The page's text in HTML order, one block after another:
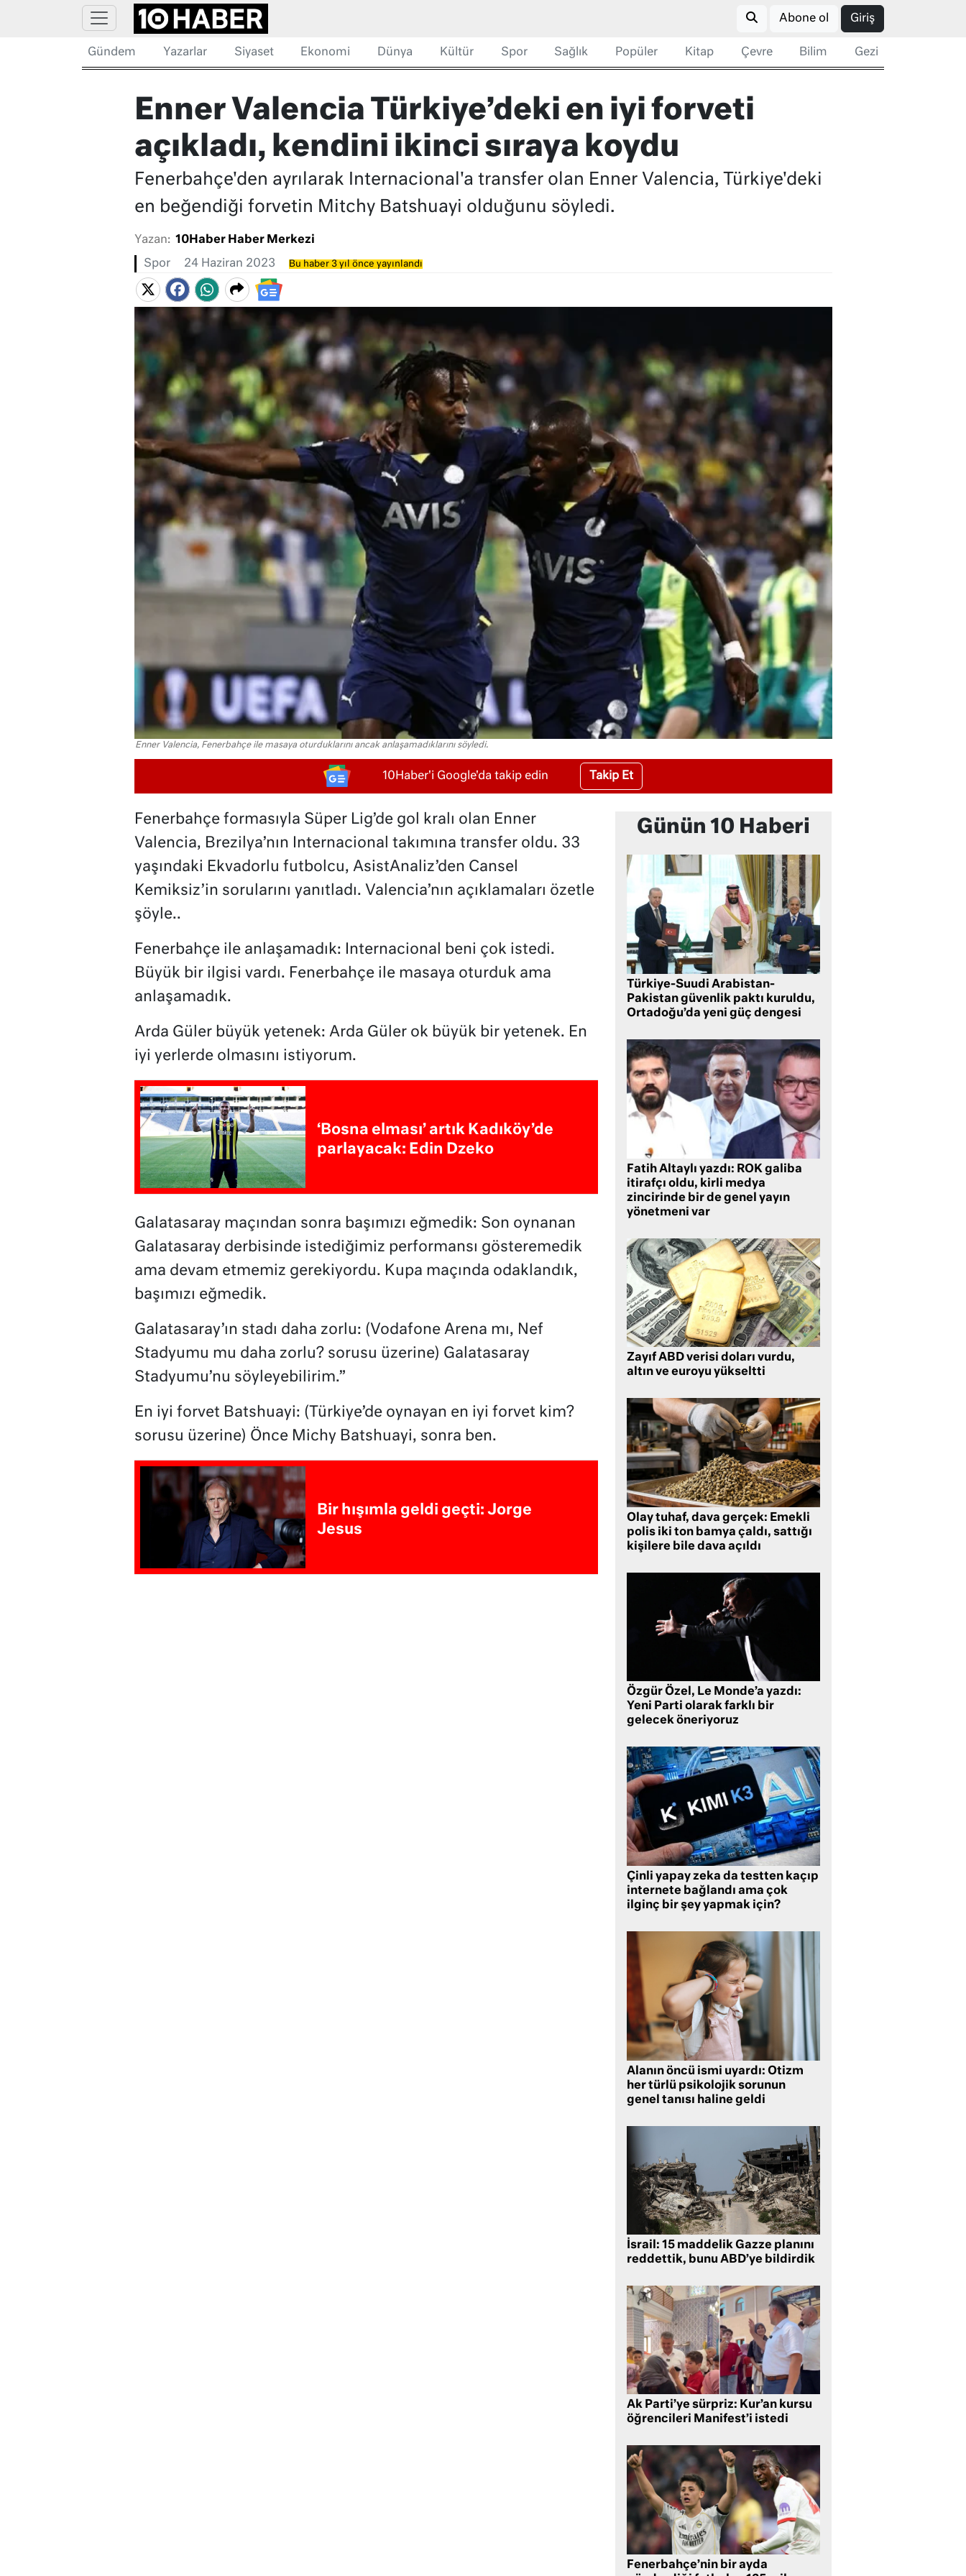
Abone ol Giriş
Gündem Yazarlar Siyaset Ekonomi Dünya Kültür Spor Sağlık Popüler Kitap Çevre Bilim Gezi
Enner Valencia Türkiye’deki en iyi forveti
açıkladı, kendini ikinci sıraya koydu
Fenerbahçe'den ayrılarak Internacional'a transfer olan Enner Valencia, Türkiye'deki
en beğendiği forvetin Mitchy Batshuayi olduğunu söyledi.
Yazan: 10Haber Haber Merkezi
Spor 24 Haziran 2023 Bu haber 3 yıl önce yayınlandı
Enner Valencia, Fenerbahçe ile masaya oturduklarını ancak anlaşamadıklarını söyledi.
10Haber'i Google'da takip edin Takip Et
Fenerbahçe formasıyla Süper Lig’de gol kralı olan Enner
Valencia, Brezilya’nın Internacional takımına transfer oldu. 33
yaşındaki Ekvadorlu futbolcu, AsistAnaliz’den Cansel
Kemiksiz’in sorularını yanıtladı. Valencia’nın açıklamaları özetle
şöyle..
Fenerbahçe ile anlaşamadık: Internacional beni çok istedi.
Büyük bir ilgisi vardı. Fenerbahçe ile masaya oturduk ama
anlaşamadık.
Arda Güler büyük yetenek: Arda Güler ok büyük bir yetenek. En
iyi yerlerde olmasını istiyorum.
‘Bosna elması’ artık Kadıköy’de
parlayacak: Edin Dzeko
Galatasaray maçından sonra başımızı eğmedik: Son oynanan
Galatasaray derbisinde istediğimiz performansı gösteremedik
ama devam etmemiz gerekiyordu. Kupa maçında odaklandık,
başımızı eğmedik.
Galatasaray’ın stadı daha zorlu: (Vodafone Arena mı, Nef
Stadyumu mu daha zorlu? sorusu üzerine) Galatasaray
Stadyumu’nu söyleyebilirim.”
En iyi forvet Batshuayi: (Türkiye’de oynayan en iyi forvet kim?
sorusu üzerine) Önce Michy Batshuayi, sonra ben.
Bir hışımla geldi geçti: Jorge
Jesus
Günün 10 Haberi
Türkiye-Suudi Arabistan-
Pakistan güvenlik paktı kuruldu,
Ortadoğu’da yeni güç dengesi
Fatih Altaylı yazdı: ROK galiba
itirafçı oldu, kirli medya
zincirinde bir de genel yayın
yönetmeni var
Zayıf ABD verisi doları vurdu,
altın ve euroyu yükseltti
Olay tuhaf, dava gerçek: Emekli
polis iki ton bamya çaldı, sattığı
kişilere bile dava açıldı
Özgür Özel, Le Monde’a yazdı:
Yeni Parti olarak farklı bir
gelecek öneriyoruz
Çinli yapay zeka da testten kaçıp
internete bağlandı ama çok
ilginç bir şey yapmak için?
Alanın öncü ismi uyardı: Otizm
her türlü psikolojik sorunun
genel tanısı haline geldi
İsrail: 15 maddelik Gazze planını
reddettik, bunu ABD’ye bildirdik
Ak Parti’ye sürpriz: Kur’an kursu
öğrencileri Manifest’i istedi
Fenerbahçe’nin bir ayda